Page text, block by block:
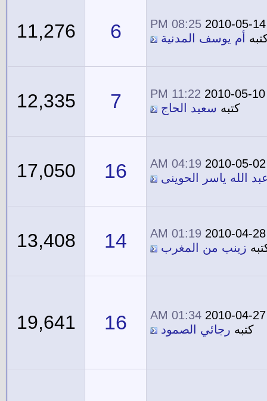
2010-05-14
08:25 PM
أم يوسف المدنية 6
11,276
2010-05-10
11:22 PM
كتبه سعيد الحاج 7
12,335
2010-05-02
04:19 AM
الله ياسر الحوينى
16
17,050
2010-04-28
01:19 AM
زينب من المغرب 14
13,408
2010-04-27
01:34 AM
كتبه رجائي الصمود 16
19,641